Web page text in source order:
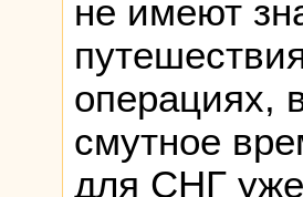
не имеют
операциях,
смутное
для СНГ